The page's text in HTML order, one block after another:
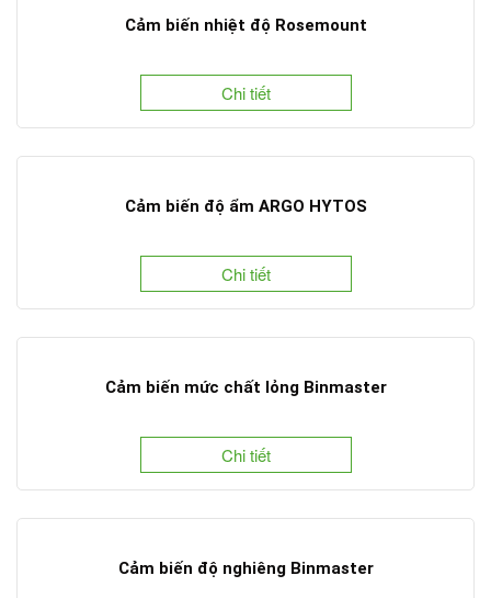
Cảm biến nhiệt độ Rosemount
Chi tiết
Cảm biến độ ẩm ARGO HYTOS
Chi tiết
Cảm biến mức chất lỏng Binmaster
Chi tiết
Cảm biến độ nghiêng Binmaster